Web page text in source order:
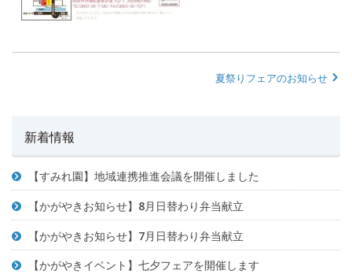
夏祭りフェアのお知らせ
新着情報
【すみれ園】地域連携推進会議を開催しました
【かがやきお知らせ】8月日替わり弁当献立
【かがやきお知らせ】7月日替わり弁当献立
【かがやきイベント】七夕フェアを開催します